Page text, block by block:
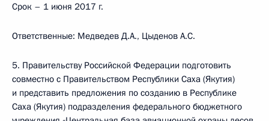
Срок – 1 июня 2017 г.
Ответственные: Медведев Д.А., Цыденов А.С.
5. Правительству Российской Федерации подготовить
совместно с Правительством Республики Саха (Якутия)
и представить предложения по созданию в Республике
Саха (Якутия) подразделения федерального бюджетного